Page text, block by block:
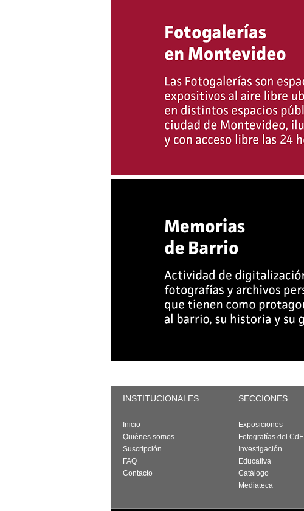
INSTITUCIONALES SECCIONES
Inicio
Quiénes somos
Suscripción
FAQ
Contacto
Exposiciones
Fotografías del CdF
Investigación
Educativa
Catálogo
Mediateca